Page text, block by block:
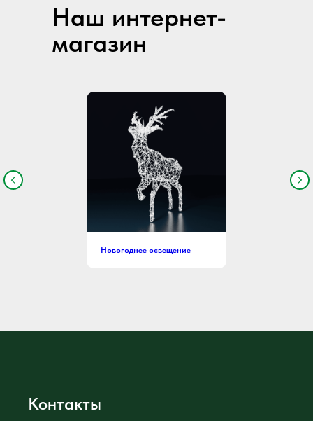
Наш интернет-
магазин
Новогоднее освещение
Контакты